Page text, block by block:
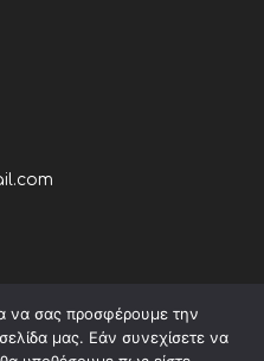
να σας προσφέρουμε την
μας. Εάν συνεχίσετε να